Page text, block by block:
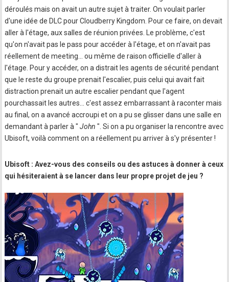
déroulés mais on avait un autre sujet à traiter. On voulait parler
d'une idée de DLC pour Cloudberry Kingdom. Pour ce faire, on devait
aller à l'étage, aux salles de réunion privées. Le problème, c'est
qu'on n'avait pas le pass pour accéder à l'étage, et on n'avait pas
réellement de meeting… ou même de raison officielle d'aller à
l'étage. Pour y accéder, on a distrait les agents de sécurité pendant
que le reste du groupe prenait l'escalier, puis celui qui avait fait
distraction prenait un autre escalier pendant que l'agent
pourchassait les autres… c'est assez embarrassant à raconter mais
au final, on a avancé accroupi et on a pu se glisser dans une salle en
demandant à parler à " John". Si on a pu organiser la rencontre avec
Ubisoft, voilà comment on a réellement pu arriver à s'y présenter !
Ubisoft : Avez-vous des conseils ou des astuces à donner à ceux
qui hésiteraient à se lancer dans leur propre projet de jeu ?